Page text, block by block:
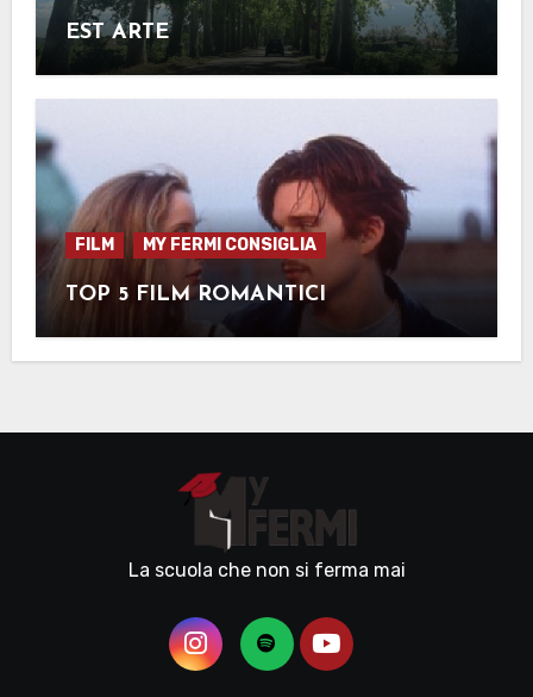
EST ARTE
FILM MY FERMI CONSIGLIA
TOP 5 FILM ROMANTICI
La scuola che non si ferma mai